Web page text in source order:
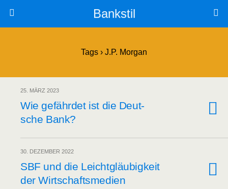
Bankstil
Tags › J.P. Morgan
25. MÄRZ 2023
Wie gefähr­det ist die Deut­
sche Bank?
30. DEZEMBER 2022
SBF und die Leicht­gläu­big­keit
der Wirtschaftsmedien